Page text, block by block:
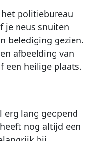
politiebureau
je neus snuiten
belediging gezien.
afbeelding van
een heilige plaats.
erg lang geopend
nog altijd een